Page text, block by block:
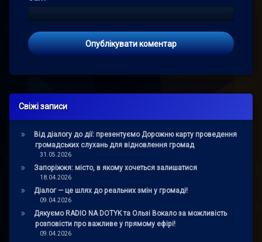
Свіжі записи
Від діалогу до дії: презентуємо Дорожню карту проведення
громадських слухань для відновлення громад
31.05.2026
Запоріжжя: місто, в якому хочеться залишатися
18.04.2026
Діалог — це шлях до реальних змін у громаді!
09.04.2026
Дякуємо RADIO NA DOTYK та Ользі Вокало за можливість
розповісти про важливе у прямому ефірі!
09.04.2026